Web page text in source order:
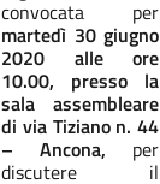
convocata per
martedì 30 giugno
2020 alle ore
10.00, presso la
sala assembleare
di via Tiziano n. 44
– Ancona, per
discutere il